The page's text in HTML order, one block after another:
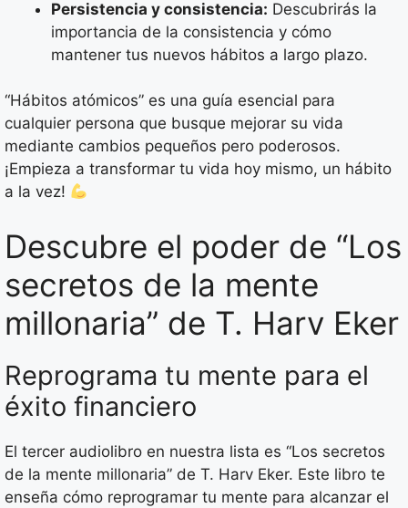
Persistencia y consistencia: Descubrirás la
importancia de la consistencia y cómo
mantener tus nuevos hábitos a largo plazo.
“Hábitos atómicos” es una guía esencial para
cualquier persona que busque mejorar su vida
mediante cambios pequeños pero poderosos.
¡Empieza a transformar tu vida hoy mismo, un hábito
a la vez!
Descubre el poder de “Los
secretos de la mente
millonaria” de T. Harv Eker
Reprograma tu mente para el
éxito financiero
El tercer audiolibro en nuestra lista es “Los secretos
de la mente millonaria” de T. Harv Eker. Este libro te
enseña cómo reprogramar tu mente para alcanzar el